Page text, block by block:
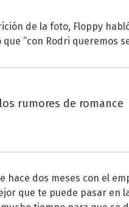
de la foto, Floppy
“con Rodri queremos
rumores de romance
hace dos meses con el
que te puede pasar en